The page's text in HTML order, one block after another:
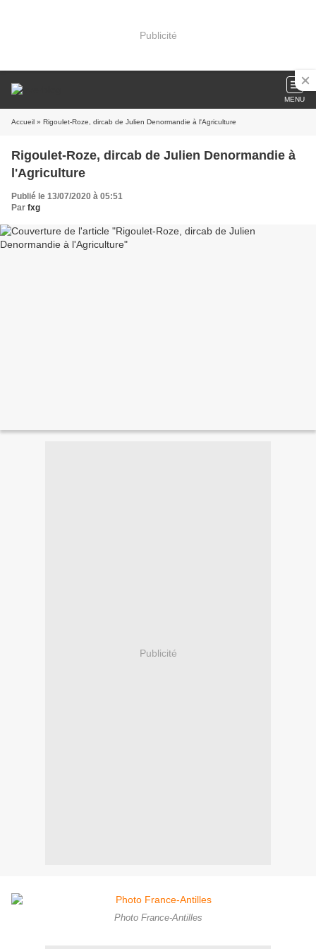
Publicité
MENU
Accueil » Rigoulet-Roze, dircab de Julien Denormandie à l'Agriculture
Rigoulet-Roze, dircab de Julien Denormandie à
l'Agriculture
Publié le 13/07/2020 à 05:51
Par fxg
Publicité
Photo France-Antilles